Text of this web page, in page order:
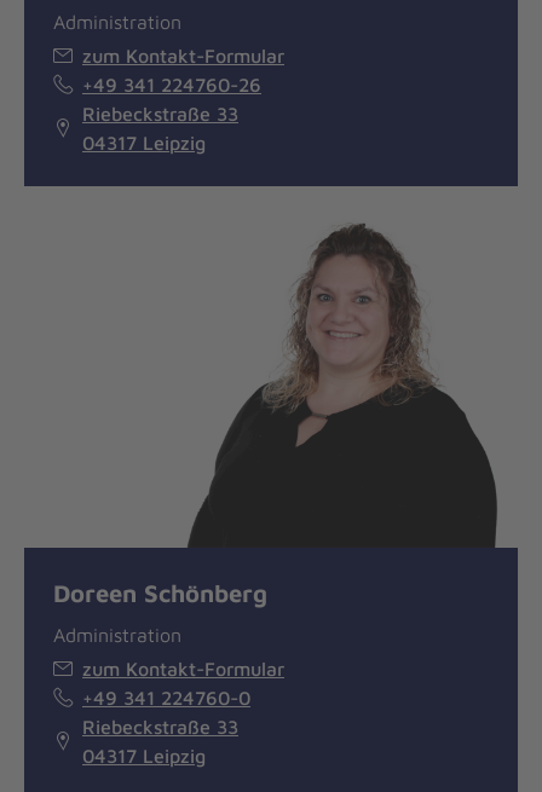
Administration
zum Kontakt-Formular
+49 341 224760-26
Riebeckstraße 33
04317 Leipzig
Doreen Schönberg
Administration
zum Kontakt-Formular
+49 341 224760-0
Riebeckstraße 33
04317 Leipzig